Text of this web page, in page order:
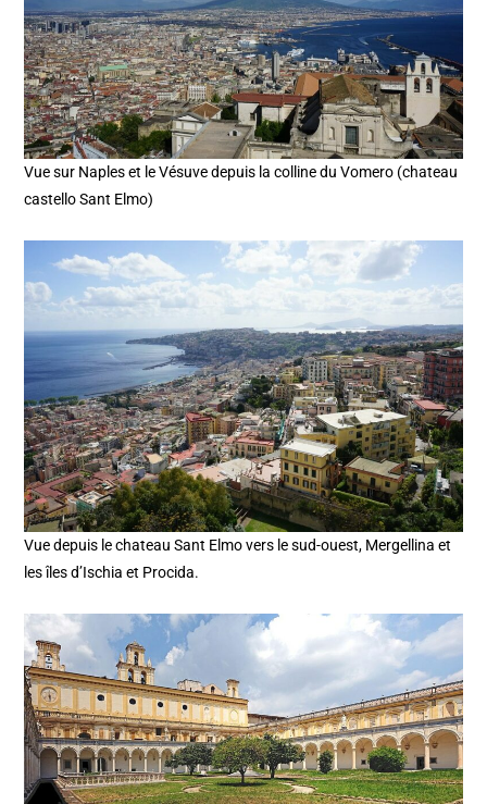
Vue sur Naples et le Vésuve depuis la colline du Vomero (chateau
castello Sant Elmo)
Vue depuis le chateau Sant Elmo vers le sud-ouest, Mergellina et
les îles d’Ischia et Procida.